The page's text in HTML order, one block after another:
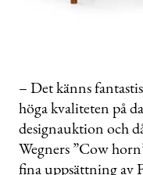
– Det känns
höga kvaliteten på
designauktion och
Wegners ”Cow
fina uppsättning av